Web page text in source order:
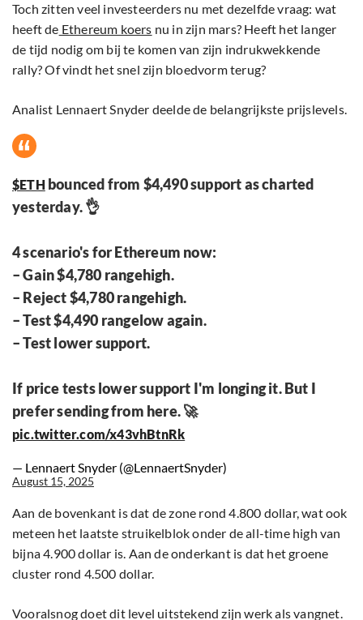
Toch zitten veel investeerders nu met dezelfde vraag: wat
heeft de Ethereum koers nu in zijn mars? Heeft het langer
de tijd nodig om bij te komen van zijn indrukwekkende
rally? Of vindt het snel zijn bloedvorm terug?
Analist Lennaert Snyder deelde de belangrijkste prijslevels.
$ETHbounced from $4,490 support as charted
yesterday. 👌
4 scenario's for Ethereum now:
– Gain $4,780 rangehigh.
– Reject $4,780 rangehigh.
– Test $4,490 rangelow again.
– Test lower support.
If price tests lower support I'm longing it. But I
prefer sending from here. 🚀
pic.twitter.com/x43vhBtnRk
— Lennaert Snyder (@LennaertSnyder)
August 15, 2025
Aan de bovenkant is dat de zone rond 4.800 dollar, wat ook
meteen het laatste struikelblok onder de all-time high van
bijna 4.900 dollar is. Aan de onderkant is dat het groene
cluster rond 4.500 dollar.
Vooralsnog doet dit level uitstekend zijn werk als vangnet.